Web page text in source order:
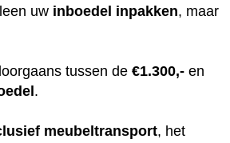
uw inboedel inpakken, maar
tussen de€1.300,- en
.
meubeltransport, het